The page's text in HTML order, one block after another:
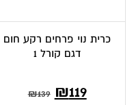
כרית נוי פרחים רקע חום
דגם קורל 1
₪139 ₪119